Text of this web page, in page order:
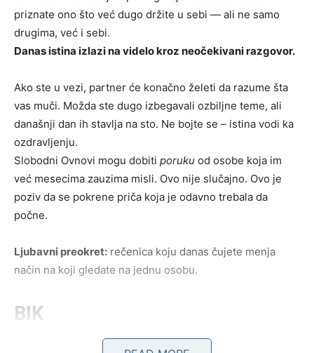
priznate ono što već dugo držite u sebi — ali ne samo
drugima, već i sebi.
Danas istina izlazi na videlo kroz neočekivani razgovor.
Ako ste u vezi, partner će konačno želeti da razume šta
vas muči. Možda ste dugo izbegavali ozbiljne teme, ali
današnji dan ih stavlja na sto. Ne bojte se – istina vodi ka
ozdravljenju.
Slobodni Ovnovi mogu dobiti poruku od osobe koja im
već mesecima zauzima misli. Ovo nije slučajno. Ovo je
poziv da se pokrene priča koja je odavno trebala da
počne.
Ljubavni preokret: rečenica koju danas čujete menja
način na koji gledate na jednu osobu.
BIK
Kod Bikova izlaze na videlo emocije koje su dugo bile